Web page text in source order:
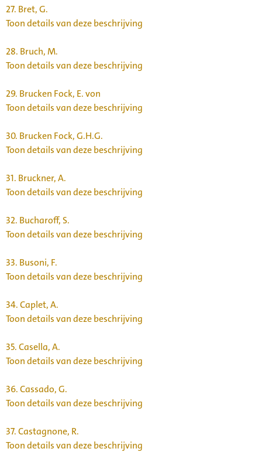
27. Bret, G.
Toon details van deze beschrijving
28. Bruch, M.
Toon details van deze beschrijving
29. Brucken Fock, E. von
Toon details van deze beschrijving
30. Brucken Fock, G.H.G.
Toon details van deze beschrijving
31. Bruckner, A.
Toon details van deze beschrijving
32. Bucharoff, S.
Toon details van deze beschrijving
33. Busoni, F.
Toon details van deze beschrijving
34.Caplet, A.
Toon details van deze beschrijving
35.Casella, A.
Toon details van deze beschrijving
36.Cassado, G.
Toon details van deze beschrijving
37.Castagnone, R.
Toon details van deze beschrijving